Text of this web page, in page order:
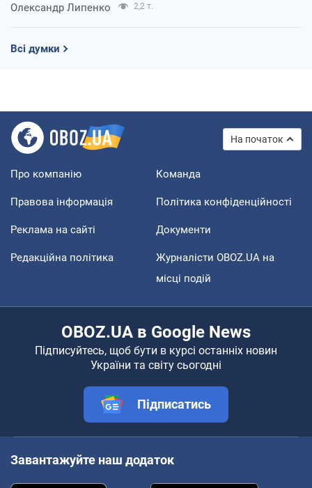
Олександр Липенко 2,2 т.
Всі думки
На початок
Про компанію Команда
Правова інформація Політика конфіденційності
Реклама на сайті Документи
Редакційна політика
Журналісти OBOZ.UA на
місці подій
OBOZ.UA в Google News
Підписуйтесь, щоб бути в курсі останніх новин
України та світу сьогодні
Підписатись
Завантажуйте наш додаток